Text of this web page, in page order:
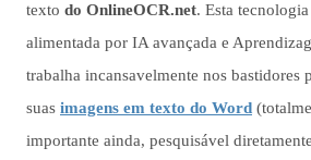
texto do OnlineOCR.net. Esta
alimentada por IA avançada e
trabalha incansavelmente nos bastidores
suas imagens em texto do Word
importante ainda, pesquisável